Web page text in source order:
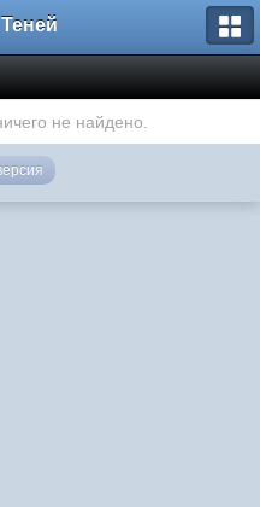
не найдено.